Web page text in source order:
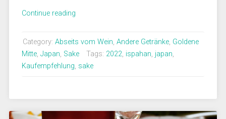
Continue reading„Ispahan
Japanischer
Trinkgenuss
zum
Valentinstag“
Category: Abseits vom Wein, Andere Getränke, Goldene
Mitte, Japan, Sake Tags: 2022, ispahan, japan,
Kaufempfehlung, sake